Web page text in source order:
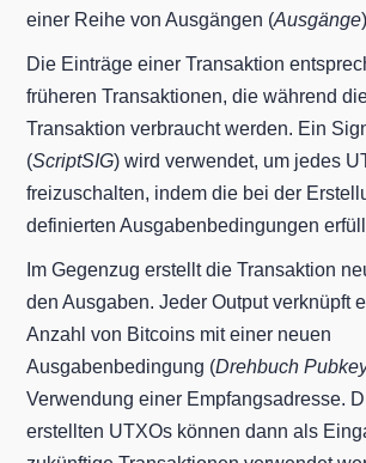
einer Reihe von Ausgängen (Ausgänge
Die Einträge einer Transaktion
früheren Transaktionen, die während
Transaktion verbraucht werden. Ein
(ScriptSIG) wird verwendet, um jedes
freizuschalten, indem die bei der
definierten Ausgabenbedingungen
Im Gegenzug erstellt die Transaktion
den Ausgaben. Jeder Output verknüpft
Anzahl von Bitcoins mit einer neuen
Ausgabenbedingung (Drehbuch
Verwendung einer Empfangsadresse.
erstellten UTXOs können dann als